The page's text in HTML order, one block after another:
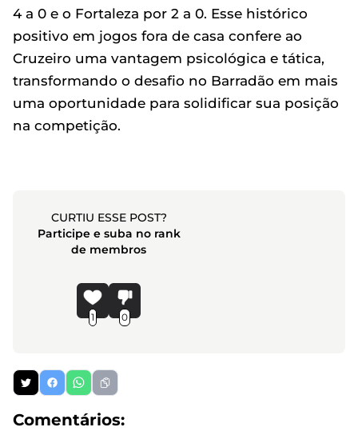
4 a 0 e o Fortaleza por 2 a 0. Esse histórico
positivo em jogos fora de casa confere ao
Cruzeiro uma vantagem psicológica e tática,
transformando o desafio no Barradão em mais
uma oportunidade para solidificar sua posição
na competição.
CURTIU ESSE POST?
Participe e suba no rank
de membros
1 0
Comentários: